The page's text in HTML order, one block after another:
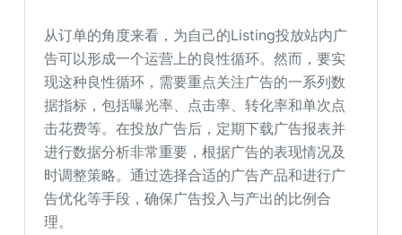
从订单的角度来看，为自己的Listing投放站内广
告可以形成一个运营上的良性循环。然而，要实
现这种良性循环，需要重点关注广告的一系列数
据指标，包括曝光率、点击率、转化率和单次点
击花费等。在投放广告后，定期下载广告报表并
进行数据分析非常重要，根据广告的表现情况及
时调整策略。通过选择合适的广告产品和进行广
告优化等手段，确保广告投入与产出的比例合
理。